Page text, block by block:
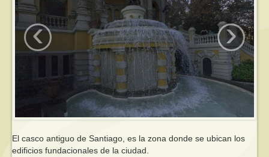
‹ ›
El casco antiguo de Santiago, es la zona donde se ubican los
edificios fundacionales de la ciudad.